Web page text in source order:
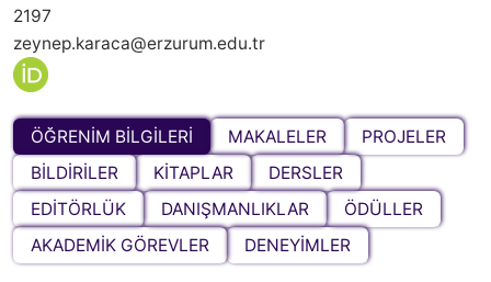
2197
zeynep.karaca@erzurum.edu.tr
ÖĞRENİM BİLGİLERİ MAKALELER
PROJELER
BİLDİRİLER
KİTAPLAR
DERSLER
EDİTÖRLÜK
DANIŞMANLIKLAR
ÖDÜLLER
AKADEMİK GÖREVLER
DENEYİMLER